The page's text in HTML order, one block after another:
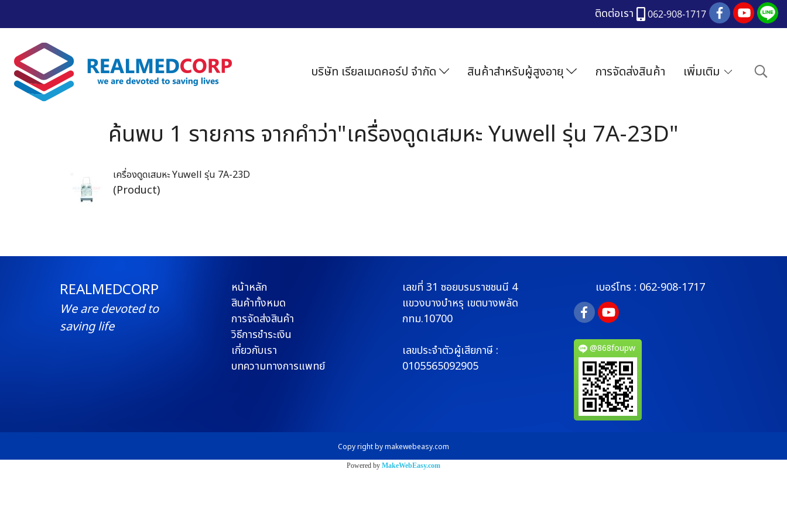
ติดต่อเรา 062-908-1717
บริษัท เรียลเมดคอร์ป จำกัด สินค้าสำหรับผู้สูงอายุ การจัดส่งสินค้า เพิ่มเติม
ค้นพบ 1 รายการ จากคำว่า"เครื่องดูดเสมหะ Yuwell รุ่น 7A-23D"
เครื่องดูดเสมหะ Yuwell รุ่น 7A-23D
(Product)
REALMEDCORP
We are devoted to
saving life
หน้าหลัก
สินค้าทั้งหมด
การจัดส่งสินค้า
วิธีการชำระเงิน
เกี่ยวกับเรา
บทความทางการแพทย์
เลขที่ 31 ซอยบรมราชชนนี 4
แขวงบางบำหรุ เขตบางพลัด
กทม.10700
เลขประจำตัวผู้เสียภาษี :
0105565092905
เบอร์โทร : 062-908-1717
@868foupw
Copy right by makewebeasy.com
Powered by MakeWebEasy.com